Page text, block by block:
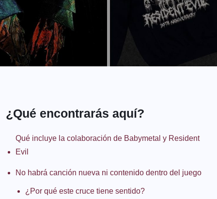
¿Qué encontrarás aquí?
Qué incluye la colaboración de Babymetal y Resident
Evil
No habrá canción nueva ni contenido dentro del juego
¿Por qué este cruce tiene sentido?